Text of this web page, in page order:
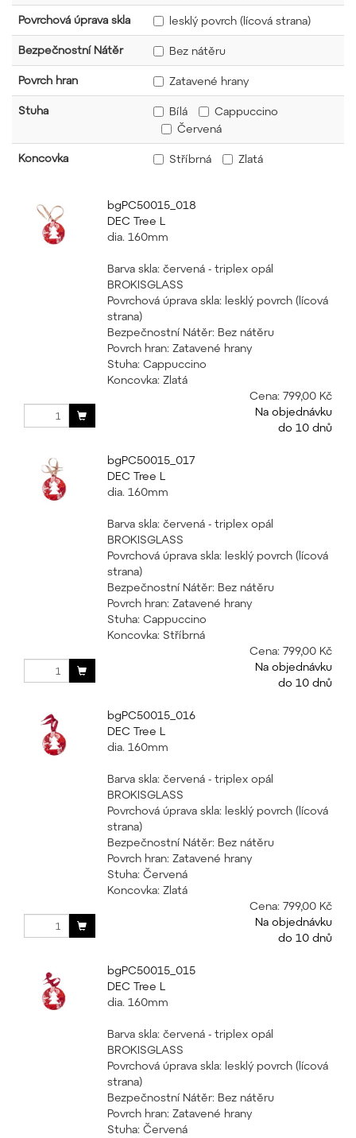
Povrchová úprava skla lesklý povrch (lícová strana)
Bezpečnostní Nátěr Bez nátěru
Povrch hran Zatavené hrany
Stuha Bílá
Cappuccino
Červená
Koncovka Stříbrná Zlatá
bgPC50015_018
DEC Tree L
dia. 160mm
Barva skla: červená - triplex opál
BROKISGLASS
Povrchová úprava skla: lesklý povrch (lícová
strana)
Bezpečnostní Nátěr: Bez nátěru
Povrch hran: Zatavené hrany
Stuha: Cappuccino
Koncovka: Zlatá
Cena: 799,00 Kč
Na objednávku
do 10 dnů
bgPC50015_017
DEC Tree L
dia. 160mm
Barva skla: červená - triplex opál
BROKISGLASS
Povrchová úprava skla: lesklý povrch (lícová
strana)
Bezpečnostní Nátěr: Bez nátěru
Povrch hran: Zatavené hrany
Stuha: Cappuccino
Koncovka: Stříbrná
Cena: 799,00 Kč
Na objednávku
do 10 dnů
bgPC50015_016
DEC Tree L
dia. 160mm
Barva skla: červená - triplex opál
BROKISGLASS
Povrchová úprava skla: lesklý povrch (lícová
strana)
Bezpečnostní Nátěr: Bez nátěru
Povrch hran: Zatavené hrany
Stuha: Červená
Koncovka: Zlatá
Cena: 799,00 Kč
Na objednávku
do 10 dnů
bgPC50015_015
DEC Tree L
dia. 160mm
Barva skla: červená - triplex opál
BROKISGLASS
Povrchová úprava skla: lesklý povrch (lícová
strana)
Bezpečnostní Nátěr: Bez nátěru
Povrch hran: Zatavené hrany
Stuha: Červená